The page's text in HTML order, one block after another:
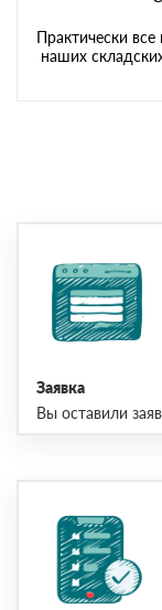
Практически
наших
Заявка
Вы оставили